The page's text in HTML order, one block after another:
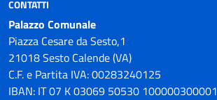
CONTATTI
Palazzo Comunale
Piazza Cesare da Sesto,1
21018 Sesto Calende (VA)
C.F. e Partita IVA: 00283240125
IBAN: IT 07 K 03069 50530 100000300001